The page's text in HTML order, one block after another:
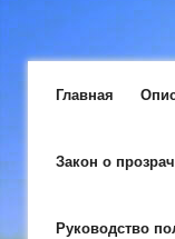
Главное
Главная
Закон о
Руководство